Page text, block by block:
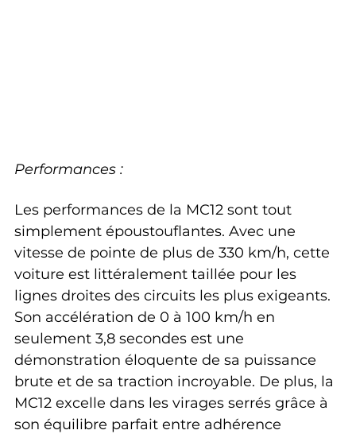
Performances :
Les performances de la MC12 sont tout
simplement époustouflantes. Avec une
vitesse de pointe de plus de 330 km/h, cette
voiture est littéralement taillée pour les
lignes droites des circuits les plus exigeants.
Son accélération de 0 à 100 km/h en
seulement 3,8 secondes est une
démonstration éloquente de sa puissance
brute et de sa traction incroyable. De plus, la
MC12 excelle dans les virages serrés grâce à
son équilibre parfait entre adhérence